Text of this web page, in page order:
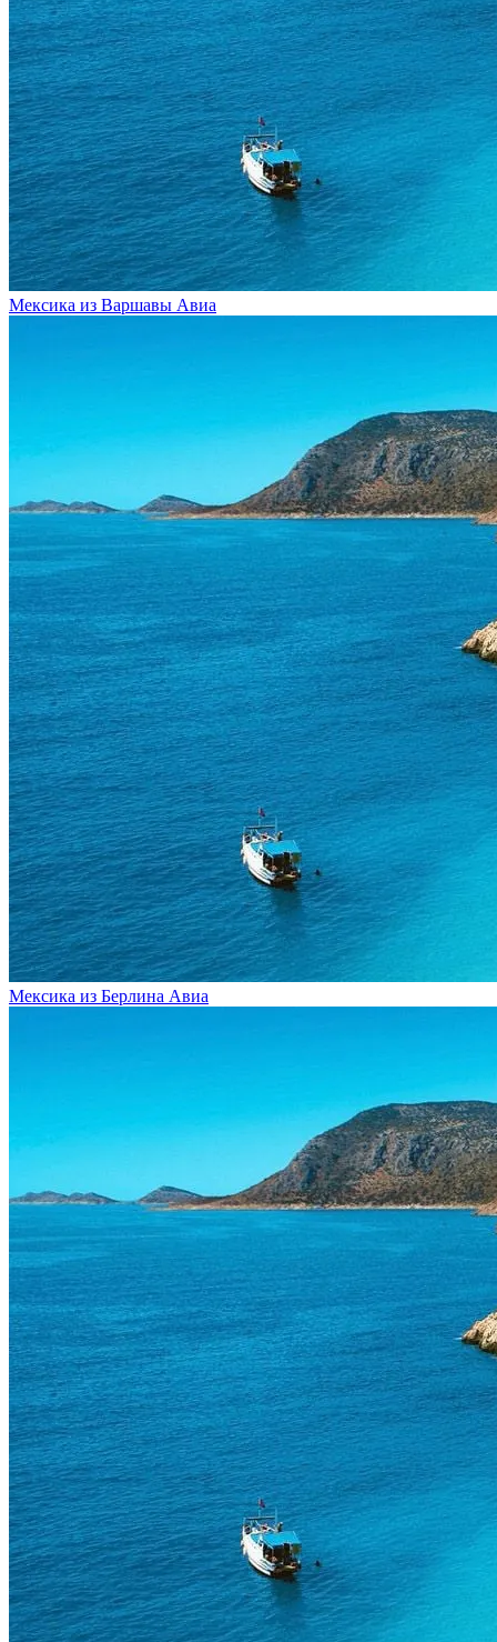
Мексика из Варшавы Авиа
Мексика из Берлина Авиа